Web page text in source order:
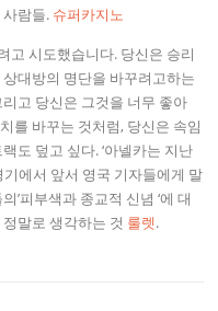
람들. 슈퍼카지노
고 시도했습니다. 당신은 승리
대방의 명단을 바꾸려고하는
고 당신은 그것을 너무 좋아
를 바꾸는 것처럼, 당신은 속임
도 덮고 싶다. ‘아넬카는 지난
에서 앞서 영국 기자들에게 말
’피부색과 종교적 신념 ‘에 대
말로 생각하는 것 룰렛.